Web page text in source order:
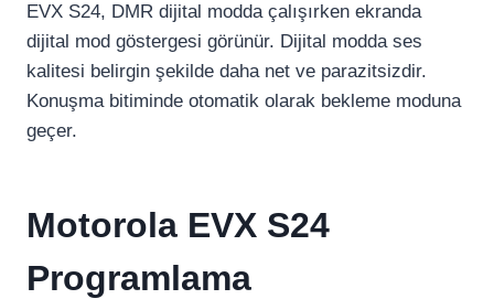
EVX S24, DMR dijital modda çalışırken ekranda
dijital mod göstergesi görünür. Dijital modda ses
kalitesi belirgin şekilde daha net ve parazitsizdir.
Konuşma bitiminde otomatik olarak bekleme moduna
geçer.
Motorola EVX S24
Programlama